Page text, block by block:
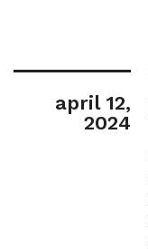
april 12,
2024